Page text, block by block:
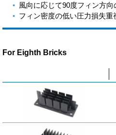
風向に応じて90度フィン方
フィン密度の低い圧力損失
For Eighth Bricks